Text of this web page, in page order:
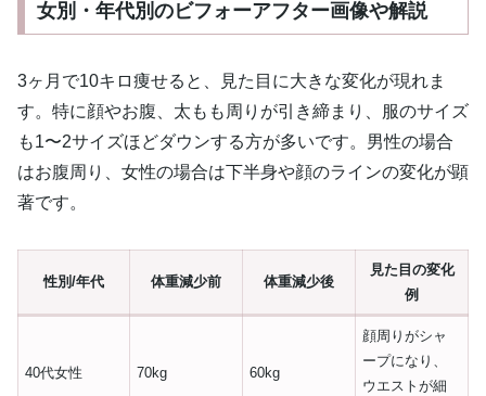
女別・年代別のビフォーアフター画像や解説
3ヶ月で10キロ痩せると、見た目に大きな変化が現れま
す。特に顔やお腹、太もも周りが引き締まり、服のサイズ
も1〜2サイズほどダウンする方が多いです。男性の場合
はお腹周り、女性の場合は下半身や顔のラインの変化が顕
著です。
性別/年代 体重減少前 体重減少後
見た目の変化
例
40代女性 70kg 60kg
顔周りがシャ
ープになり、
ウエストが細